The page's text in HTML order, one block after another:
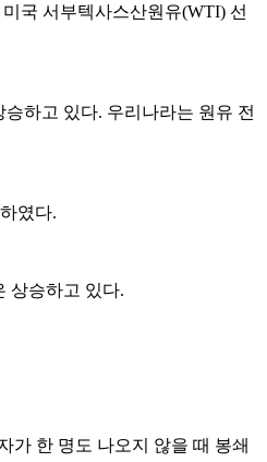
국 서부텍사스산원유(WTI) 선
하고 있다. 우리나라는 원유 전
였다.
상승하고 있다.
가 한 명도 나오지 않을 때 봉쇄